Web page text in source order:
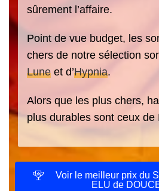
sûrement l’affaire.
Point de vue budget, les
chers de notre sélection
Lune et d’Hypnia.
Alors que les plus chers,
plus durables sont ceux de
Voir le meilleur prix du
ELU de